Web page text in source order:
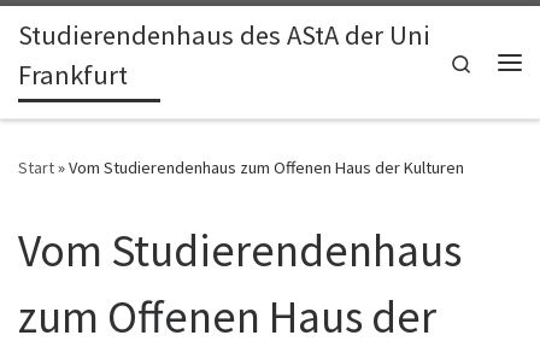
Zum Inhalt springen
Studierendenhaus des AStA der Uni
Frankfurt
Search
Start»Vom Studierendenhaus zum Offenen Haus der Kulturen
Vom Studierendenhaus
zum Offenen Haus der